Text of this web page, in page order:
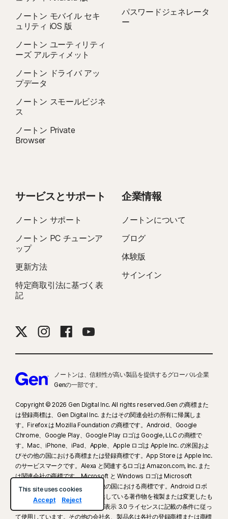
ノートン モバイル セキ
ュリティ iOS 版
ノートン ユーティリティ
ーズ アルティメット
ノートン ドライバ アッ
プデータ
ノートン スモールビジネ
ス
ノートン Private
Browser
パスワードジェネレータ
ー
サービスとサポート
ノートン サポート
ノートン PC チューンア
ップ
更新方法
特定商取引法に基づく表
記
企業情報
ノートンについて
ブログ
体験版
サインイン
ノートンは、信頼性が高い製品を提供するグローバル企業
Genの一部です。
Copyright © 2026 Gen Digital Inc. All rights reserved.Gen の商標また
は登録商標は、Gen Digital Inc. またはその関連会社の所有に帰属しま
す。Firefox は Mozilla Foundation の商標です。Android、Google
Chrome、Google Play、Google Play ロゴは Google, LLC の商標で
す。Mac、iPhone、iPad、Apple、Apple ロゴは Apple Inc. の米国およ
びその他の国における商標または登録商標です。App Store は Apple Inc.
のサービスマークです。Alexa と関連するロゴは Amazon.com, Inc. また
は関連会社の商標です。Microsoft と Windows ロゴは Microsoft
Corporation の米国およびその他の国における商標です。Android ロボ
ットは Google, Inc. が作成、提供している著作物を複製または変更したも
ので、クリエイティブ・コモンズ表示 3.0 ライセンスに記載の条件に従っ
て使用しています。その他の会社名、製品名は各社の登録商標または商標
This site uses cookies
Accept
Reject